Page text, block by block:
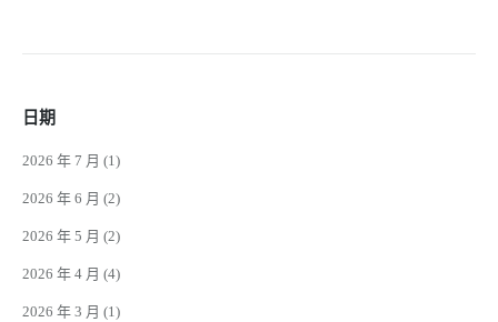
日期
2026 年 7 月 (1)
2026 年 6 月 (2)
2026 年 5 月 (2)
2026 年 4 月 (4)
2026 年 3 月 (1)